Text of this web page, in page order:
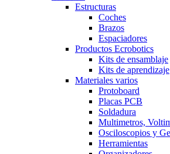
Estructuras
Coches
Brazos
Espaciadores
Productos Ecrobotics
Kits de ensamblaje
Kits de aprendizaje
Materiales varios
Protoboard
Placas PCB
Soldadura
Multimetros,
Osciloscopios y
Herramientas